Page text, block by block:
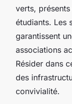
verts,
étudiants. Les
garantissent
associations
Résider dans
des
convivialité.